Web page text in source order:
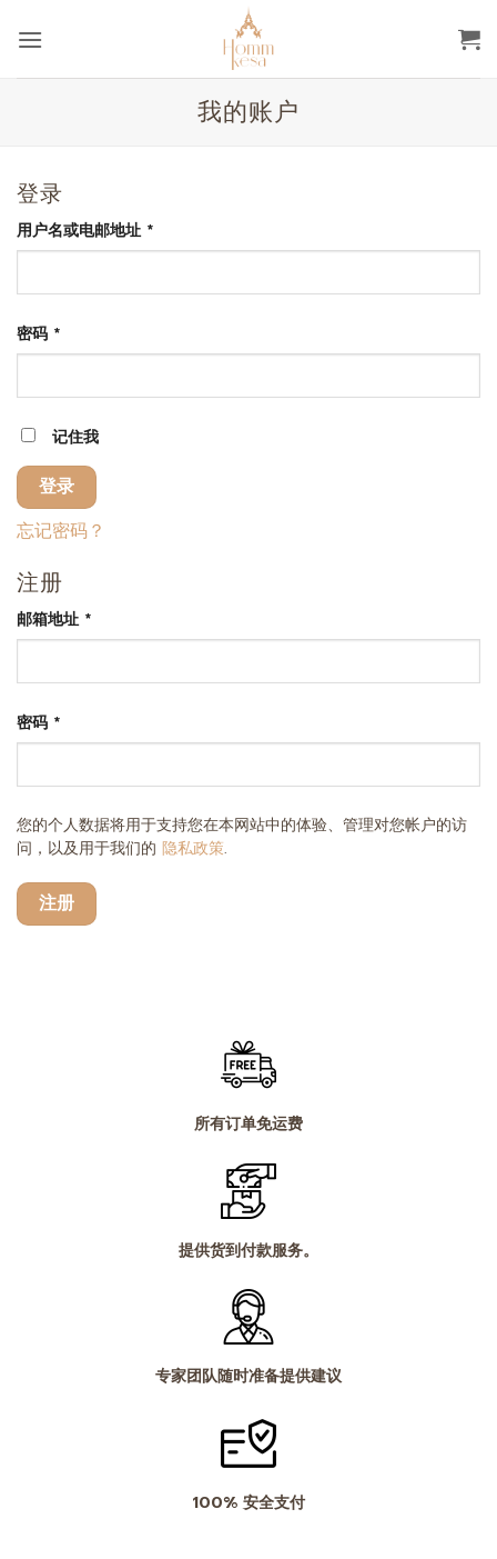
我的账户
登录
用户名或电邮地址 *必
填
密码 *必
填
记住我
登录
忘记密码？
注册
邮箱地址 *必
填
密码 *必
填
您的个人数据将用于支持您在本网站中的体验、管理对您帐户的访
问，以及用于我们的 隐私政策.
注册
所有订单免运费
提供货到付款服务。
专家团队随时准备提供建议
100% 安全支付